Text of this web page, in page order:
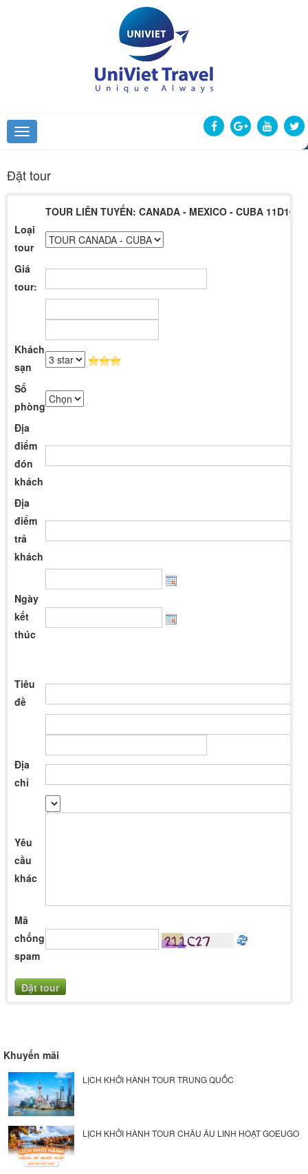
Đặt tour
TOUR LIÊN TUYẾN: CANADA - MEXICO - CUBA 11D10N
Loại
tour
Giá
tour:
Khách
sạn
Số
phòng
Địa
điểm
đón
khách
Địa
điểm
trả
khách
Ngày
kết
thúc
Tiêu
đề
Địa
chỉ
Yêu
cầu
khác
Mã
chống
spam
Khuyến mãi
LỊCH KHỞI HÀNH TOUR TRUNG QUỐC
LỊCH KHỞI HÀNH TOUR CHÂU ÂU LINH HOẠT GOEUGO